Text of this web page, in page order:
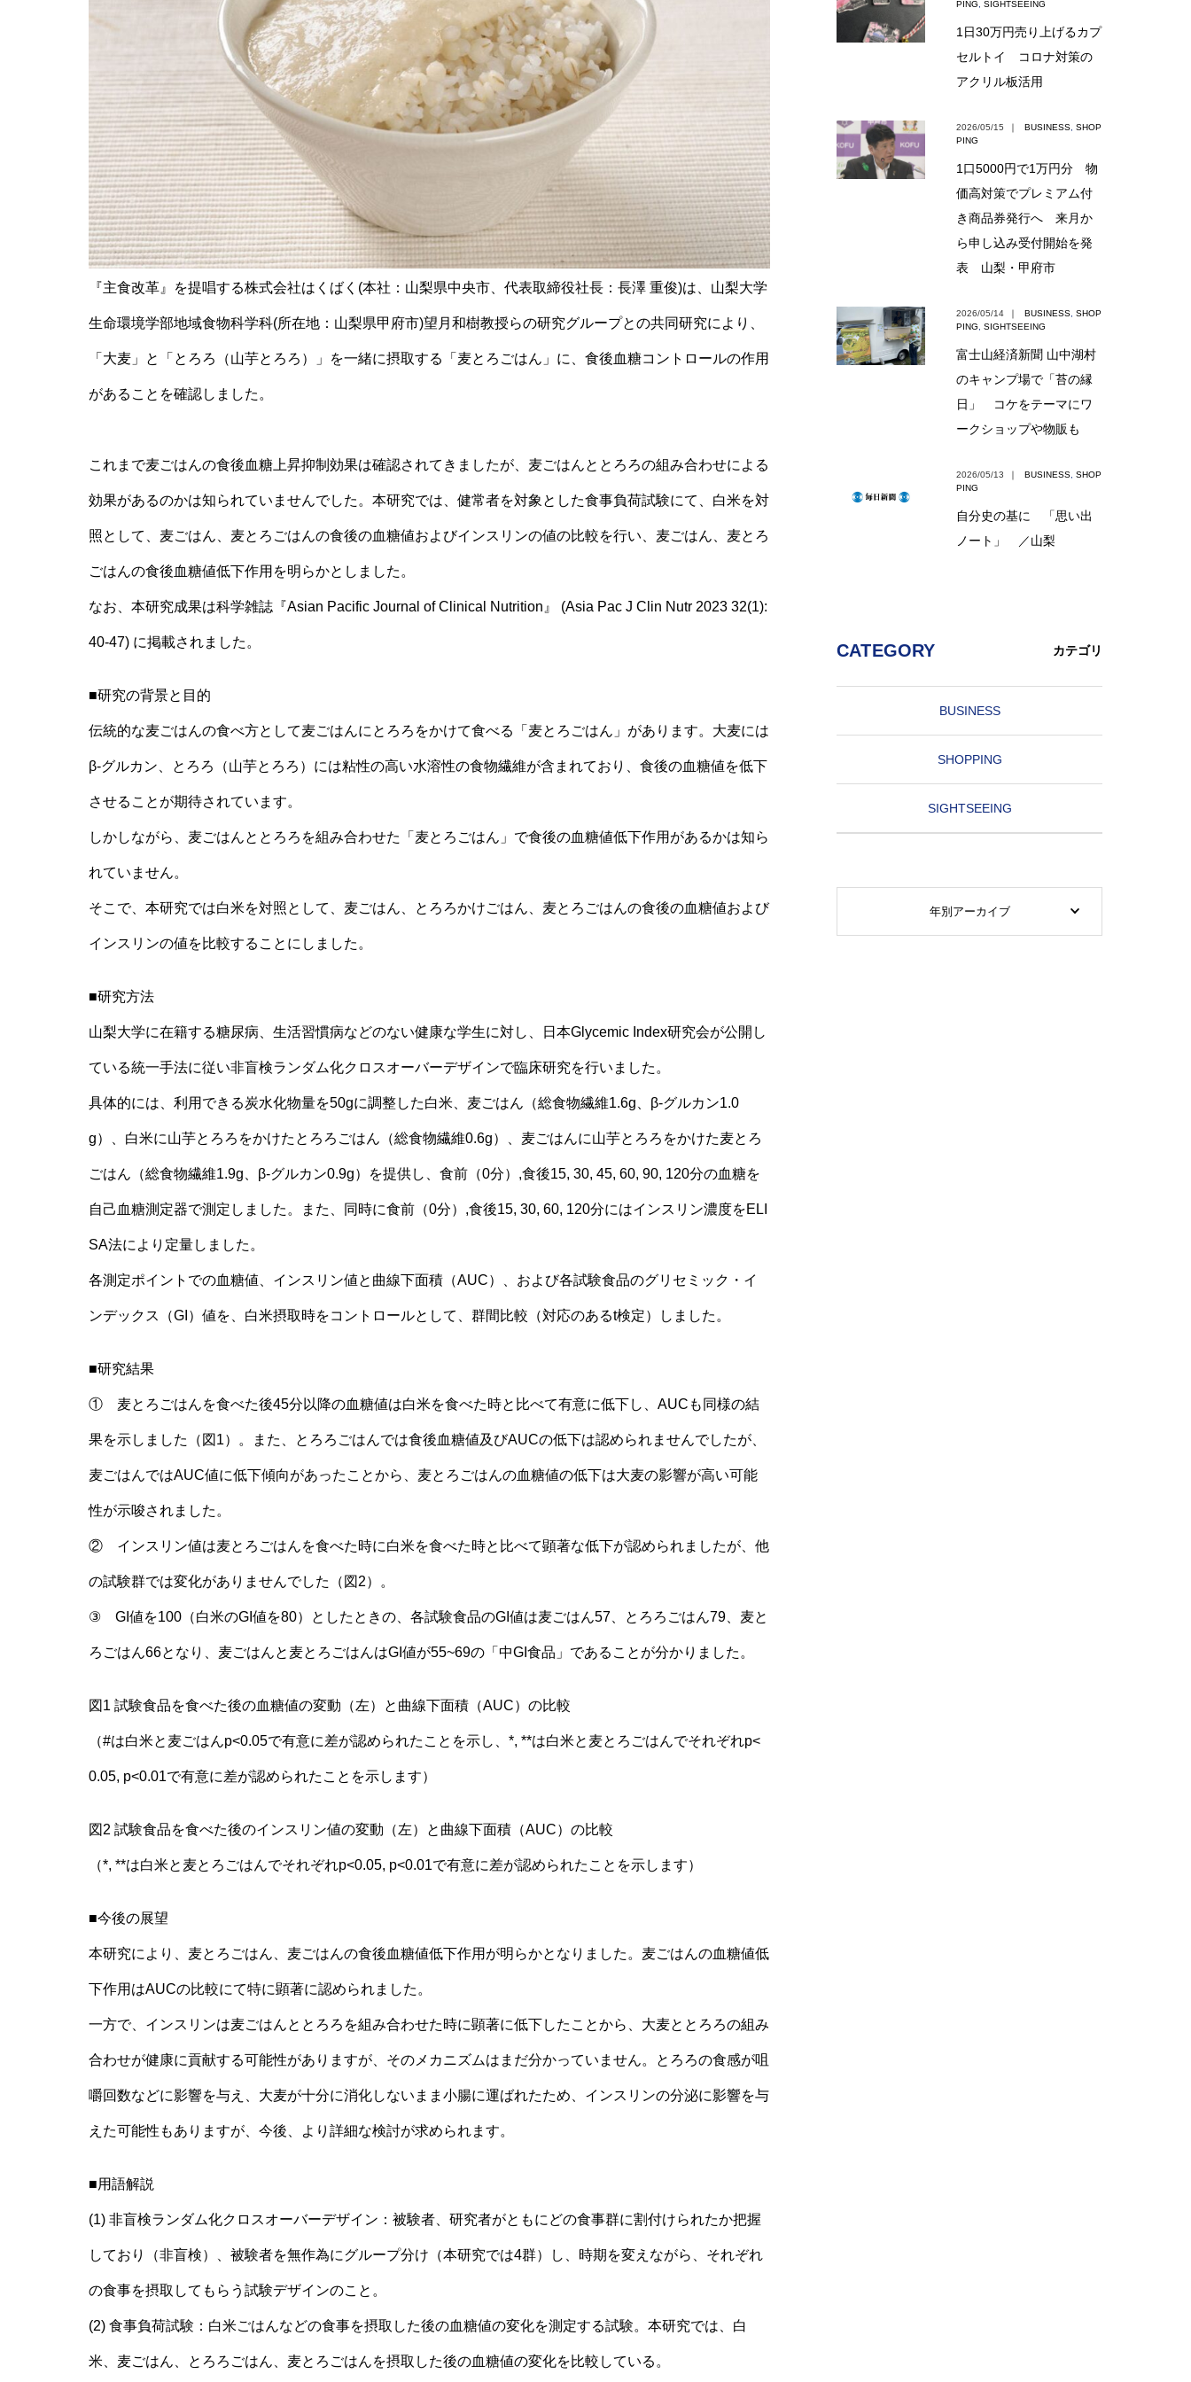
『主食改革』を提唱する株式会社はくばく(本社：山梨県中央市、代表取締役社長：長澤 重俊)は、山梨大学
生命環境学部地域食物科学科(所在地：山梨県甲府市)望月和樹教授らの研究グループとの共同研究により、
「大麦」と「とろろ（山芋とろろ）」を一緒に摂取する「麦とろごはん」に、食後血糖コントロールの作用
があることを確認しました。
これまで麦ごはんの食後血糖上昇抑制効果は確認されてきましたが、麦ごはんととろろの組み合わせによる
効果があるのかは知られていませんでした。本研究では、健常者を対象とした食事負荷試験にて、白米を対
照として、麦ごはん、麦とろごはんの食後の血糖値およびインスリンの値の比較を行い、麦ごはん、麦とろ
ごはんの食後血糖値低下作用を明らかとしました。
なお、本研究成果は科学雑誌『Asian Pacific Journal of Clinical Nutrition』 (Asia Pac J Clin Nutr 2023 32(1):
40-47) に掲載されました。
■研究の背景と目的
伝統的な麦ごはんの食べ方として麦ごはんにとろろをかけて食べる「麦とろごはん」があります。大麦には
β-グルカン、とろろ（山芋とろろ）には粘性の高い水溶性の食物繊維が含まれており、食後の血糖値を低下
させることが期待されています。
しかしながら、麦ごはんととろろを組み合わせた「麦とろごはん」で食後の血糖値低下作用があるかは知ら
れていません。
そこで、本研究では白米を対照として、麦ごはん、とろろかけごはん、麦とろごはんの食後の血糖値および
インスリンの値を比較することにしました。
■研究方法
山梨大学に在籍する糖尿病、生活習慣病などのない健康な学生に対し、日本Glycemic Index研究会が公開し
ている統一手法に従い非盲検ランダム化クロスオーバーデザインで臨床研究を行いました。
具体的には、利用できる炭水化物量を50gに調整した白米、麦ごはん（総食物繊維1.6g、β-グルカン1.0
g）、白米に山芋とろろをかけたとろろごはん（総食物繊維0.6g）、麦ごはんに山芋とろろをかけた麦とろ
ごはん（総食物繊維1.9g、β-グルカン0.9g）を提供し、食前（0分）,食後15, 30, 45, 60, 90, 120分の血糖を
自己血糖測定器で測定しました。また、同時に食前（0分）,食後15, 30, 60, 120分にはインスリン濃度をELI
SA法により定量しました。
各測定ポイントでの血糖値、インスリン値と曲線下面積（AUC）、および各試験食品のグリセミック・イ
ンデックス（GI）値を、白米摂取時をコントロールとして、群間比較（対応のあるt検定）しました。
■研究結果
① 麦とろごはんを食べた後45分以降の血糖値は白米を食べた時と比べて有意に低下し、AUCも同様の結
果を示しました（図1）。また、とろろごはんでは食後血糖値及びAUCの低下は認められませんでしたが、
麦ごはんではAUC値に低下傾向があったことから、麦とろごはんの血糖値の低下は大麦の影響が高い可能
性が示唆されました。
② インスリン値は麦とろごはんを食べた時に白米を食べた時と比べて顕著な低下が認められましたが、他
の試験群では変化がありませんでした（図2）。
③ GI値を100（白米のGI値を80）としたときの、各試験食品のGI値は麦ごはん57、とろろごはん79、麦と
ろごはん66となり、麦ごはんと麦とろごはんはGI値が55~69の「中GI食品」であることが分かりました。
図1 試験食品を食べた後の血糖値の変動（左）と曲線下面積（AUC）の比較
（#は白米と麦ごはんp<0.05で有意に差が認められたことを示し、*, **は白米と麦とろごはんでそれぞれp<
0.05, p<0.01で有意に差が認められたことを示します）
図2 試験食品を食べた後のインスリン値の変動（左）と曲線下面積（AUC）の比較
（*, **は白米と麦とろごはんでそれぞれp<0.05, p<0.01で有意に差が認められたことを示します）
■今後の展望
本研究により、麦とろごはん、麦ごはんの食後血糖値低下作用が明らかとなりました。麦ごはんの血糖値低
下作用はAUCの比較にて特に顕著に認められました。
一方で、インスリンは麦ごはんととろろを組み合わせた時に顕著に低下したことから、大麦ととろろの組み
合わせが健康に貢献する可能性がありますが、そのメカニズムはまだ分かっていません。とろろの食感が咀
嚼回数などに影響を与え、大麦が十分に消化しないまま小腸に運ばれたため、インスリンの分泌に影響を与
えた可能性もありますが、今後、より詳細な検討が求められます。
■用語解説
(1) 非盲検ランダム化クロスオーバーデザイン：被験者、研究者がともにどの食事群に割付けられたか把握
しており（非盲検）、被験者を無作為にグループ分け（本研究では4群）し、時期を変えながら、それぞれ
の食事を摂取してもらう試験デザインのこと。
(2) 食事負荷試験：白米ごはんなどの食事を摂取した後の血糖値の変化を測定する試験。本研究では、白
米、麦ごはん、とろろごはん、麦とろごはんを摂取した後の血糖値の変化を比較している。
PING SIGHTSEEING
1日30万円売り上げるカプ
セルトイ コロナ対策の
アクリル板活用
2026/05/15 ｜ BUSINESS SHOP
PING
1口5000円で1万円分 物
価高対策でプレミアム付
き商品券発行へ 来月か
ら申し込み受付開始を発
表 山梨・甲府市
2026/05/14 ｜ BUSINESS SHOP
PING
SIGHTSEEING
富士山経済新聞 山中湖村
のキャンプ場で「苔の縁
日」 コケをテーマにワ
ークショップや物販も
2026/05/13 ｜ BUSINESS SHOP
PING
自分史の基に 「思い出
ノート」 ／山梨
CATEGORY カテゴリ
BUSINESS
SHOPPING
SIGHTSEEING
年別アーカイブ